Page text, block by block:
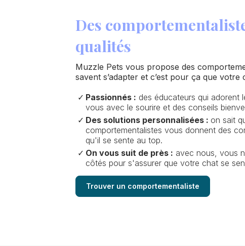
Des
qualités
Muzzle Pets vous propose des
savent s’adapter et c’est pour ça que
Passionnés : des éducateurs qui adorent
vous avec le sourire et des conseils
Des solutions personnalisées : on sait
comportementalistes vous donnent des
qu'il se sente au top.
On vous suit de près : avec nous, vous
côtés pour s'assurer que votre chat se
Trouver un comportementaliste